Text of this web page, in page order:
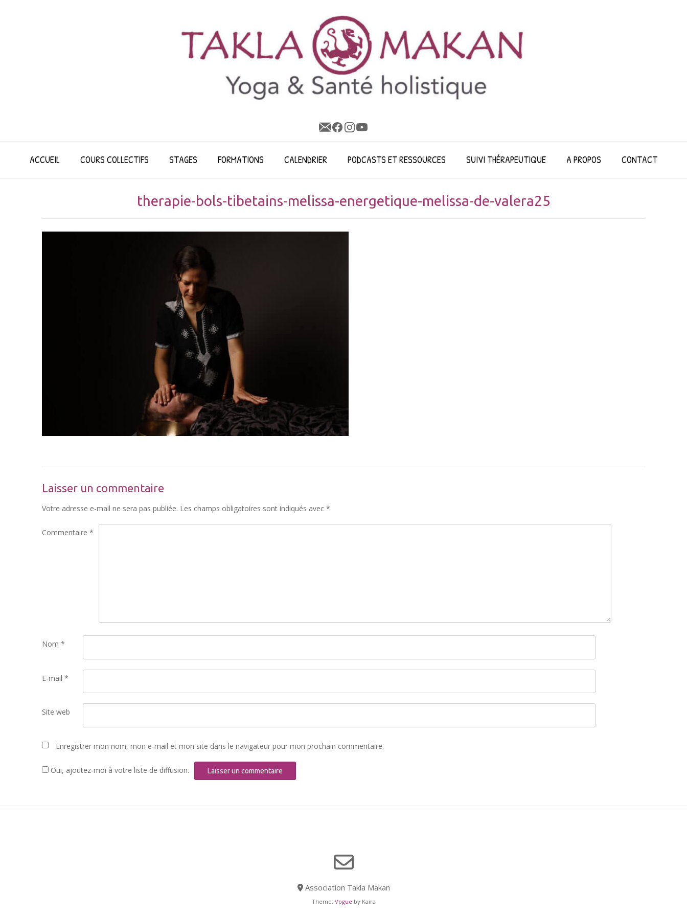
ACCUEIL COURS COLLECTIFS STAGES FORMATIONS CALENDRIER PODCASTS ET RESSOURCES SUIVI THÉRAPEUTIQUE A PROPOS CONTACT
therapie-bols-tibetains-melissa-energetique-melissa-de-valera25
Laisser un commentaire
Votre adresse e-mail ne sera pas publiée. Les champs obligatoires sont indiqués avec *
Commentaire *
Nom *
E-mail *
Site web
Enregistrer mon nom, mon e-mail et mon site dans le navigateur pour mon prochain commentaire.
Oui, ajoutez-moi à votre liste de diffusion.
Association Takla Makan
Theme: Vogue by Kaira